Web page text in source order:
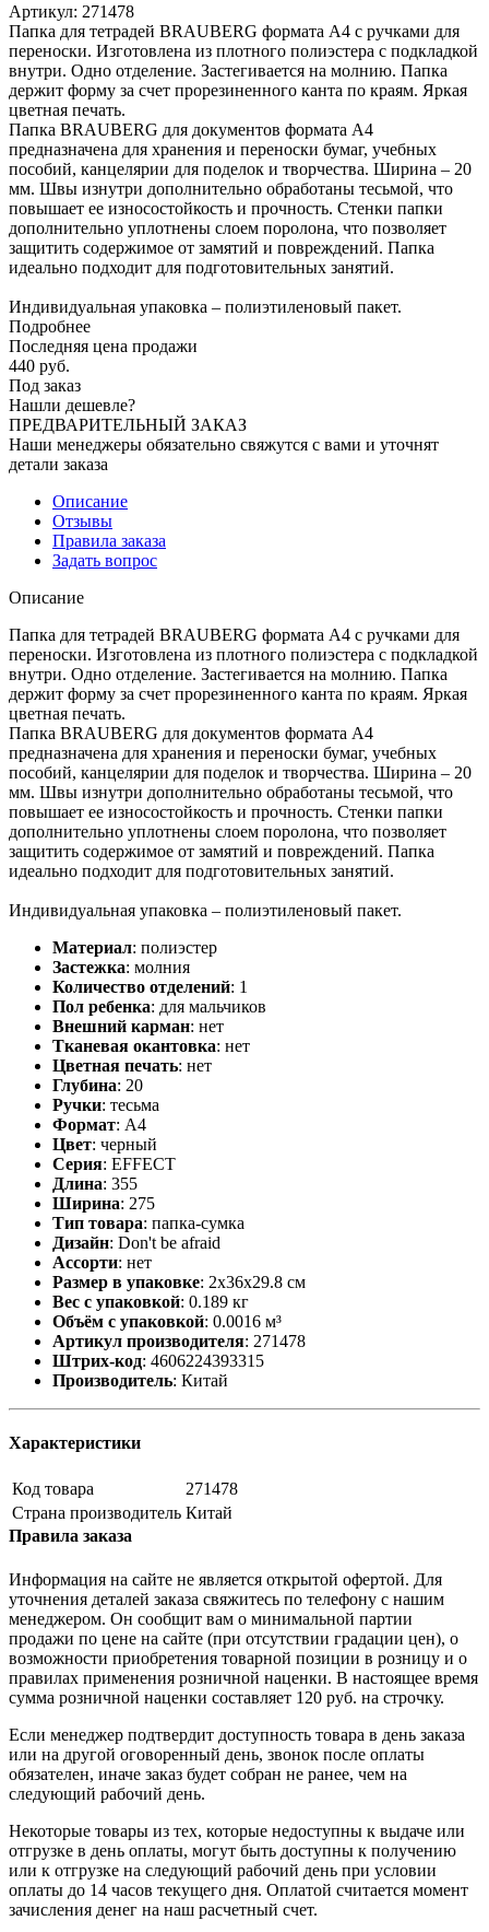
Артикул: 271478
Папка для тетрадей BRAUBERG формата А4 с ручками для
переноски. Изготовлена из плотного полиэстера с подкладкой
внутри. Одно отделение. Застегивается на молнию. Папка
держит форму за счет прорезиненного канта по краям. Яркая
цветная печать.
Папка BRAUBERG для документов формата А4
предназначена для хранения и переноски бумаг, учебных
пособий, канцелярии для поделок и творчества. Ширина – 20
мм. Швы изнутри дополнительно обработаны тесьмой, что
повышает ее износостойкость и прочность. Стенки папки
дополнительно уплотнены слоем поролона, что позволяет
защитить содержимое от замятий и повреждений. Папка
идеально подходит для подготовительных занятий.
Индивидуальная упаковка – полиэтиленовый пакет.
Подробнее
Последняя цена продажи
440 руб.
Под заказ
Нашли дешевле?
ПРЕДВАРИТЕЛЬНЫЙ ЗАКАЗ
Наши менеджеры обязательно свяжутся с вами и уточнят
детали заказа
Описание
Отзывы
Правила заказа
Задать вопрос
Описание
Папка для тетрадей BRAUBERG формата А4 с ручками для
переноски. Изготовлена из плотного полиэстера с подкладкой
внутри. Одно отделение. Застегивается на молнию. Папка
держит форму за счет прорезиненного канта по краям. Яркая
цветная печать.
Папка BRAUBERG для документов формата А4
предназначена для хранения и переноски бумаг, учебных
пособий, канцелярии для поделок и творчества. Ширина – 20
мм. Швы изнутри дополнительно обработаны тесьмой, что
повышает ее износостойкость и прочность. Стенки папки
дополнительно уплотнены слоем поролона, что позволяет
защитить содержимое от замятий и повреждений. Папка
идеально подходит для подготовительных занятий.
Индивидуальная упаковка – полиэтиленовый пакет.
Материал: полиэстер
Застежка: молния
Количество отделений: 1
Пол ребенка: для мальчиков
Внешний карман: нет
Тканевая окантовка: нет
Цветная печать: нет
Глубина: 20
Ручки: тесьма
Формат: А4
Цвет: черный
Серия: EFFECT
Длина: 355
Ширина: 275
Тип товара: папка-сумка
Дизайн: Don't be afraid
Ассорти: нет
Размер в упаковке: 2x36x29.8 см
Вес с упаковкой: 0.189 кг
Объём с упаковкой: 0.0016 м³
Артикул производителя: 271478
Штрих-код: 4606224393315
Производитель: Китай
Характеристики
Код товара
271478
Страна производитель Китай
Правила заказа
Информация на сайте не является открытой офертой. Для
уточнения деталей заказа свяжитесь по телефону с нашим
менеджером. Он сообщит вам о минимальной партии
продажи по цене на сайте (при отсутствии градации цен), о
возможности приобретения товарной позиции в розницу и о
правилах применения розничной наценки. В настоящее время
сумма розничной наценки составляет 120 руб. на строчку.
Если менеджер подтвердит доступность товара в день заказа
или на другой оговоренный день, звонок после оплаты
обязателен, иначе заказ будет собран не ранее, чем на
следующий рабочий день.
Некоторые товары из тех, которые недоступны к выдаче или
отгрузке в день оплаты, могут быть доступны к получению
или к отгрузке на следующий рабочий день при условии
оплаты до 14 часов текущего дня. Оплатой считается момент
зачисления денег на наш расчетный счет.